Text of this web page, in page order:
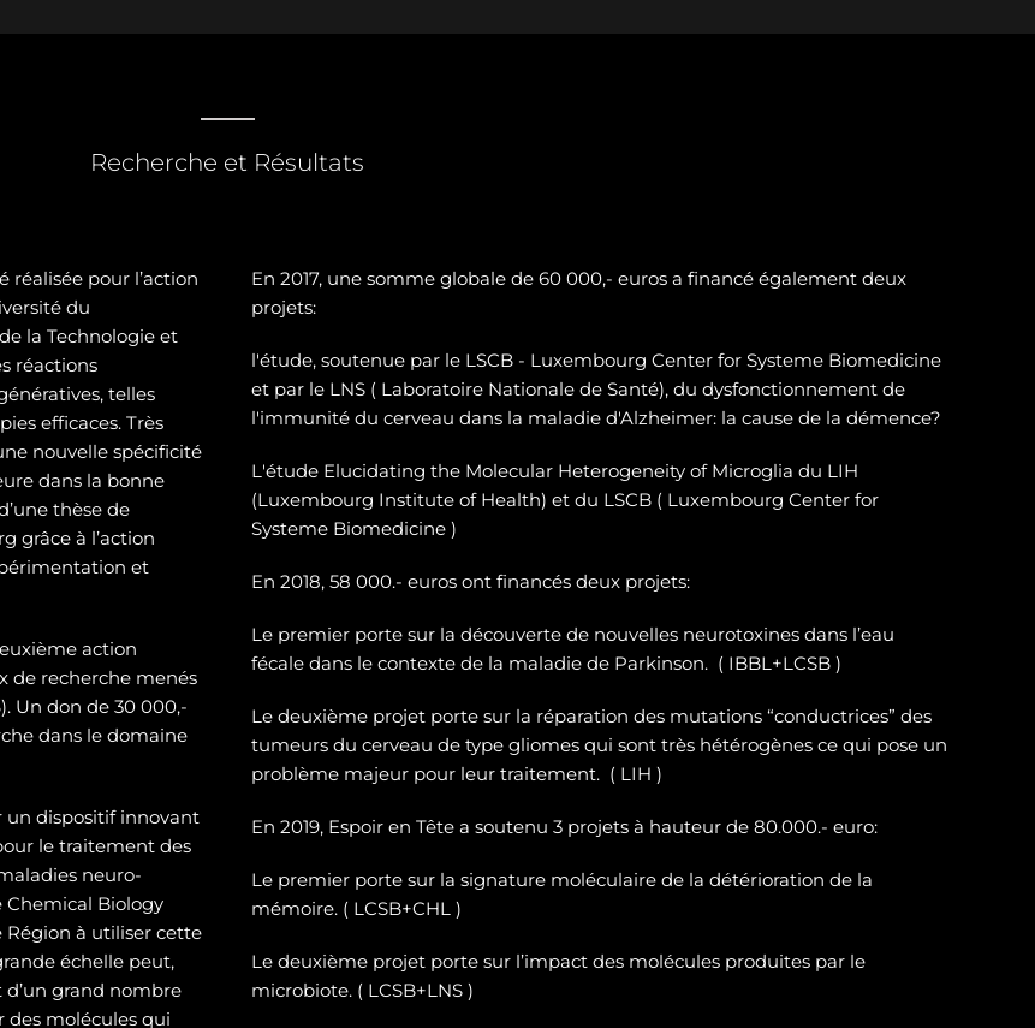
Recherche et Résultats
réalisée pour l’action
du
la Technologie et
réactions
telles
efficaces. Très
nouvelle spécificité
dans la bonne
thèse de
grâce à l’action
et
action
de recherche menés
Un don de 30 000,-
dans le domaine
un dispositif innovant
le traitement des
neuro-
Chemical Biology
Région à utiliser cette
échelle peut,
grand nombre
des molécules qui
En 2017, une somme globale de 60 000,- euros a financé également deux
projets:
l'étude, soutenue par le LSCB - Luxembourg Center for Systeme Biomedicine
et par le LNS ( Laboratoire Nationale de Santé), du dysfonctionnement de
l'immunité du cerveau dans la maladie d'Alzheimer: la cause de la démence?
L'étude Elucidating the Molecular Heterogeneity of Microglia du LIH
(Luxembourg Institute of Health) et du LSCB ( Luxembourg Center for
Systeme Biomedicine )
En 2018, 58 000.- euros ont financés deux projets:
Le premier porte sur la découverte de nouvelles neurotoxines dans l’eau
fécale dans le contexte de la maladie de Parkinson. ( IBBL+LCSB )
Le deuxième projet porte sur la réparation des mutations “conductrices” des
tumeurs du cerveau de type gliomes qui sont très hétérogènes ce qui pose un
problème majeur pour leur traitement. ( LIH )
En 2019, Espoir en Tête a soutenu 3 projets à hauteur de 80.000.- euro:
Le premier porte sur la signature moléculaire de la détérioration de la
mémoire. ( LCSB+CHL )
Le deuxième projet porte sur l’impact des molécules produites par le
microbiote. ( LCSB+LNS )